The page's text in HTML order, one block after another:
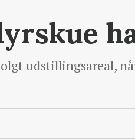
udstillingsareal,